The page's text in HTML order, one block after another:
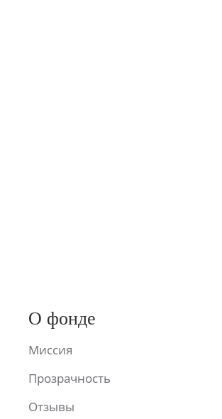
О фонде
Миссия
Прозрачность
Отзывы